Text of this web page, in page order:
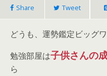
Share Tweet
どうも、運勢鑑定ビッグ
勉強部屋は子供さんの
ら